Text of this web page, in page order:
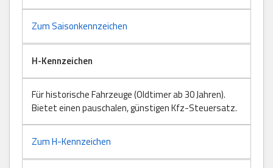
Zum Saisonkennzeichen
H-Kennzeichen
Für historische Fahrzeuge (Oldtimer ab 30 Jahren).
Bietet einen pauschalen, günstigen Kfz-Steuersatz.
Zum H-Kennzeichen